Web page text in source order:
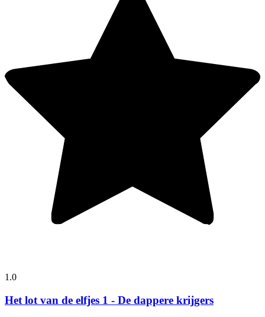
1.0
Het lot van de elfjes 1 - De dappere krijgers